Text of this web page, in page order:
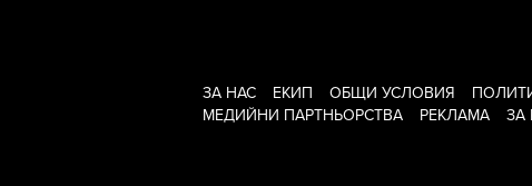
ЗА НАС ЕКИП ОБЩИ УСЛОВИЯ
МЕДИЙНИ ПАРТНЬОРСТВА
РЕКЛАМА ЗА